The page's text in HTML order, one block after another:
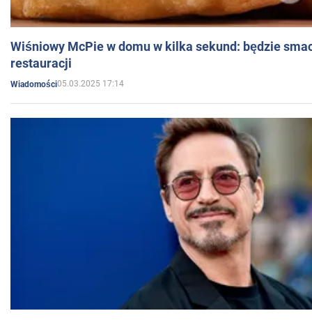
Wiśniowy McPie w domu w kilka sekund: będzie
restauracji
Wiadomości05.03.2025 17:14